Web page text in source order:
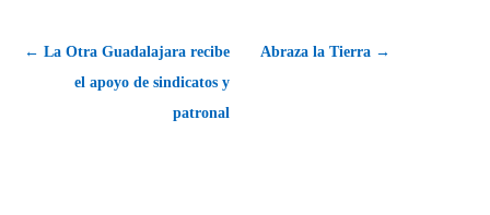
← La Otra Guadalajara recibe
el apoyo de sindicatos y
patronal
Abraza la Tierra →